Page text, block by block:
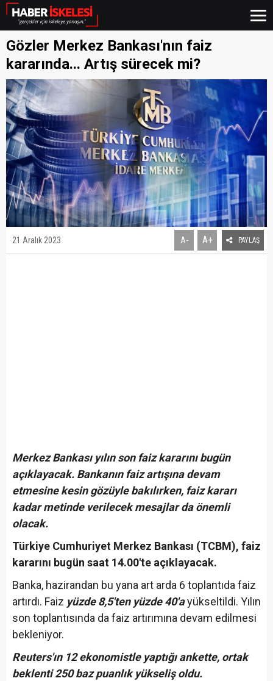
Gözler Merkez Bankası'nın faiz
kararında... Artış sürecek mi?
21 Aralık 2023 A- A+ PAYLAŞ
Merkez Bankası yılın son faiz kararını bugün
açıklayacak. Bankanın faiz artışına devam
etmesine kesin gözüyle bakılırken, faiz kararı
kadar metinde verilecek mesajlar da önemli
olacak.
Türkiye Cumhuriyet Merkez Bankası (TCBM), faiz
kararını bugün saat 14.00'te açıklayacak.
Banka, hazirandan bu yana art arda 6 toplantıda faiz
artırdı. Faiz yüzde 8,5'ten yüzde 40'ayükseltildi. Yılın
son toplantısında da faiz artırımına devam edilmesi
bekleniyor.
Reuters'ın 12 ekonomistle yaptığı ankette, ortak
beklenti 250 baz puanlık yükseliş oldu.